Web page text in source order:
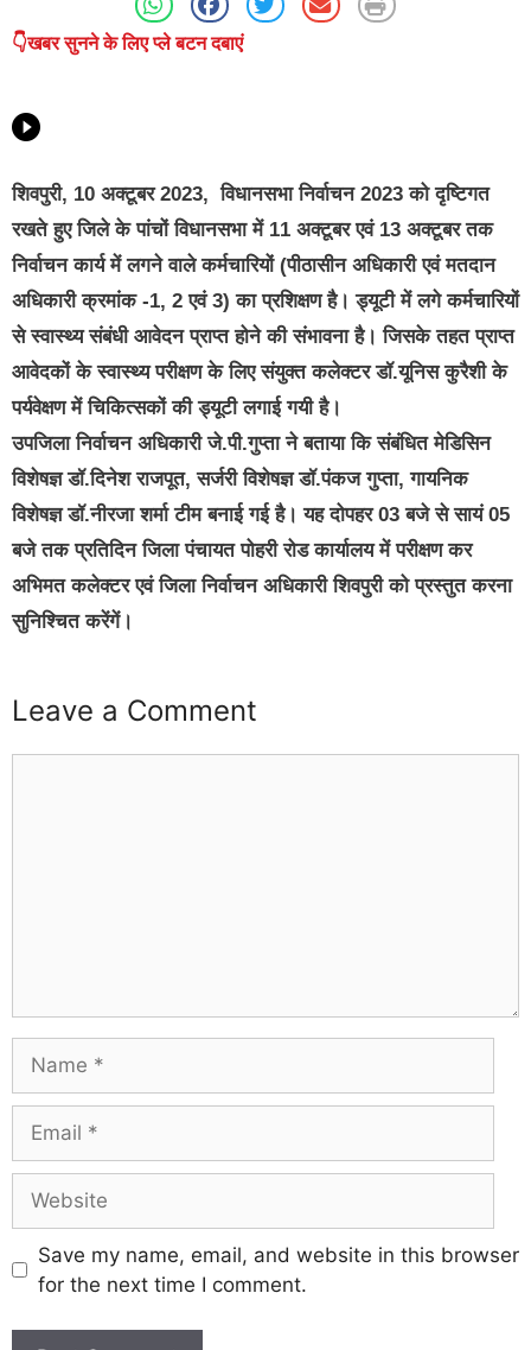
👇खबर सुनने के लिए प्ले बटन दबाएं
शिवपुरी, 10 अक्टूबर 2023,विधानसभा निर्वाचन 2023 को दृष्टिगत
रखते हुए जिले के पांचों विधानसभा में 11 अक्टूबर एवं 13 अक्टूबर तक
निर्वाचन कार्य में लगने वाले कर्मचारियों (पीठासीन अधिकारी एवं मतदान
अधिकारी क्रमांक -1, 2 एवं 3) का प्रशिक्षण है। ड्यूटी में लगे कर्मचारियों
से स्वास्थ्य संबंधी आवेदन प्राप्त होने की संभावना है। जिसके तहत प्राप्त
आवेदकों के स्वास्थ्य परीक्षण के लिए संयुक्त कलेक्टर डॉ.यूनिस कुरैशी के
पर्यवेक्षण में चिकित्सकों की ड्यूटी लगाई गयी है।
उपजिला निर्वाचन अधिकारी जे.पी.गुप्ता ने बताया कि संबंधित मेडिसिन
विशेषज्ञ डॉ.दिनेश राजपूत, सर्जरी विशेषज्ञ डॉ.पंकज गुप्ता, गायनिक
विशेषज्ञ डॉ.नीरजा शर्मा टीम बनाई गई है। यह दोपहर 03 बजे से सायं 05
बजे तक प्रतिदिन जिला पंचायत पोहरी रोड कार्यालय में परीक्षण कर
अभिमत कलेक्टर एवं जिला निर्वाचन अधिकारी शिवपुरी को प्रस्तुत करना
सुनिश्चित करेंगें।
Leave a Comment
Save my name, email, and website in this browser
for the next time I comment.